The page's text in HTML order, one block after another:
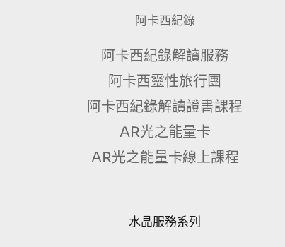
阿卡西紀錄
阿卡西紀錄解讀服務
阿卡西靈性旅行團
阿卡西紀錄解讀證書課程
AR光之能量卡
AR光之能量卡線上課程
水晶服務系列